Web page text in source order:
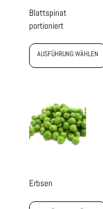
Blattspinat
portioniert
AUSFÜHRUNG WÄHLEN
Erbsen